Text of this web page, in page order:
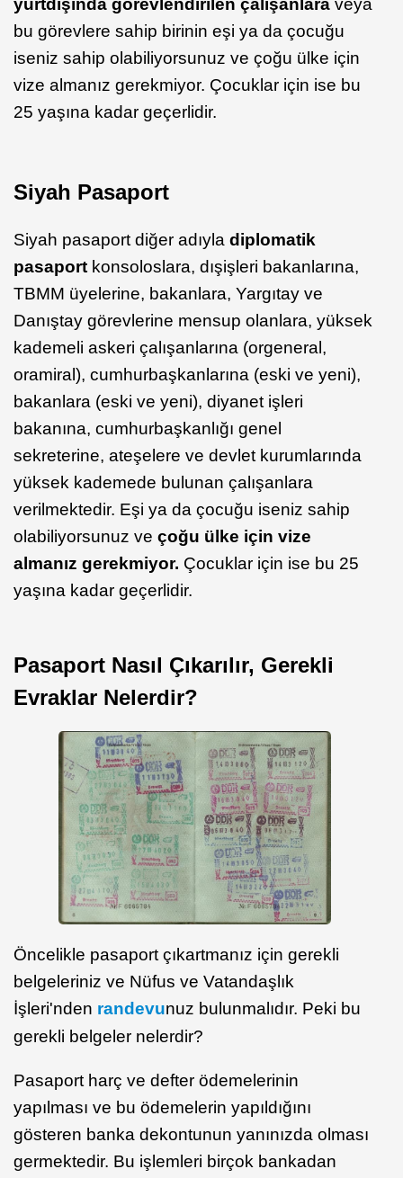
yurtdışında görevlendirilen çalışanlara veya
bu görevlere sahip birinin eşi ya da çocuğu
iseniz sahip olabiliyorsunuz ve çoğu ülke için
vize almanız gerekmiyor. Çocuklar için ise bu
25 yaşına kadar geçerlidir.
Siyah Pasaport
Siyah pasaport diğer adıyla diplomatik
pasaport konsoloslara, dışişleri bakanlarına,
TBMM üyelerine, bakanlara, Yargıtay ve
Danıştay görevlerine mensup olanlara, yüksek
kademeli askeri çalışanlarına (orgeneral,
oramiral), cumhurbaşkanlarına (eski ve yeni),
bakanlara (eski ve yeni), diyanet işleri
bakanına, cumhurbaşkanlığı genel
sekreterine, ateşelere ve devlet kurumlarında
yüksek kademede bulunan çalışanlara
verilmektedir. Eşi ya da çocuğu iseniz sahip
olabiliyorsunuz ve çoğu ülke için vize
almanız gerekmiyor. Çocuklar için ise bu 25
yaşına kadar geçerlidir.
Pasaport Nasıl Çıkarılır, Gerekli
Evraklar Nelerdir?
Öncelikle pasaport çıkartmanız için gerekli
belgeleriniz ve Nüfus ve Vatandaşlık
İşleri'nden randevunuz bulunmalıdır. Peki bu
gerekli belgeler nelerdir?
Pasaport harç ve defter ödemelerinin
yapılması ve bu ödemelerin yapıldığını
gösteren banka dekontunun yanınızda olması
germektedir. Bu işlemleri birçok bankadan